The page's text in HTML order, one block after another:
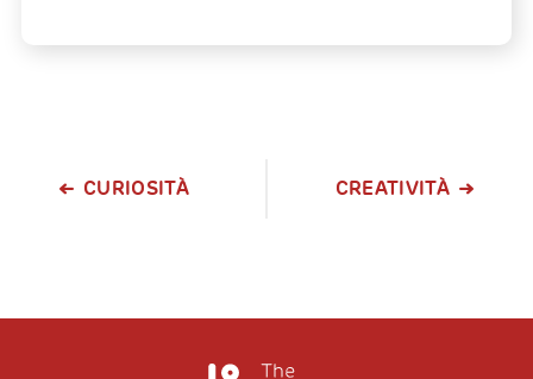
CURIOSITÀ CREATIVITÀ